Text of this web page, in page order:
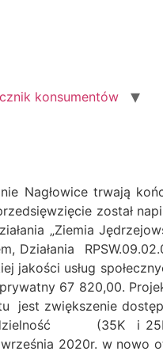
konsumentów
Nagłowice trwają
został
„Ziemia
Działania
jakości usług
67 820,00.
jest zwiększenie
(35K i
2020r. w nowo